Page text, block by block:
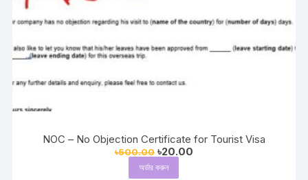
NOC – No Objection Certificate for Tourist Visa
৳500.00 Original
price
was:
৳20.00Current
অর্ডার করুন